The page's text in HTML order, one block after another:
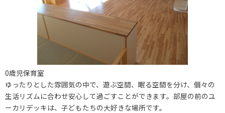
0歳児保育室
ゆったりとした雰囲気の中で、遊ぶ空間、眠る空間を分け、個々の
生活リズムに合わせ安心して過ごすことができます。部屋の前のユ
ーカリデッキは、子どもたちの大好きな場所です。